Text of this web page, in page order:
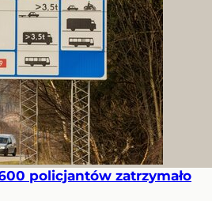
policjantów zatrzymało